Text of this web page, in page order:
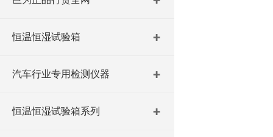
恒温恒湿试验箱
汽车行业专用检测仪器
恒温恒湿试验箱系列